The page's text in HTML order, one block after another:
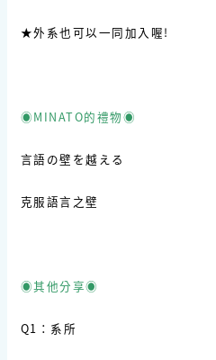
★外系也可以一同加入喔!
◉MINATO的禮物◉
言語の壁を越える
克服語言之壁
◉其他分享◉
Q1：系所